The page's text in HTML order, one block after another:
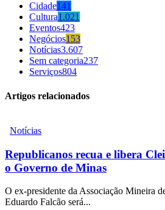
Cidade141
Cultura1.021
Eventos423
Negócios153
Notícias3.607
Sem categoria237
Serviços804
Artigos relacionados
Notícias
Republicanos recua e libera
o Governo de Minas
O ex-presidente da Associação Mineira
Eduardo Falcão será...